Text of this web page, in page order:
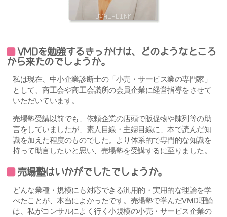
VMDを勉強するきっかけは、どのようなところ
から来たのでしょうか。
私は現在、中小企業診断士の「小売・サービス業の専門家」
として、商工会や商工会議所の会員企業に経営指導をさせて
いただいています。
売場塾受講以前でも、依頼企業の店頭で販促物や陳列等の助
言をしていましたが、素人目線・主婦目線に、本で読んだ知
識を加えた程度のものでした。より体系的で専門的な知識を
持って助言したいと思い、売場塾を受講するに至りました。
売場塾はいかがでしたでしょうか。
どんな業種・規模にも対応できる汎用的・実用的な理論を学
べたことが、本当によかったです。売場塾で学んだVMD理論
は、私がコンサルによく行く小規模の小売・サービス企業の